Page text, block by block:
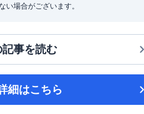
場合がございます。
記事を読む
細はこちら